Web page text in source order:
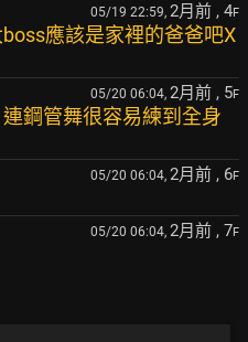
05/19 22:59, 2月前 , 4F
應該是家裡的爸爸吧X
05/20 06:04, 2月前 , 5F
鋼管舞很容易練到全身
05/20 06:04, 2月前 , 6F
05/20 06:04, 2月前 , 7F